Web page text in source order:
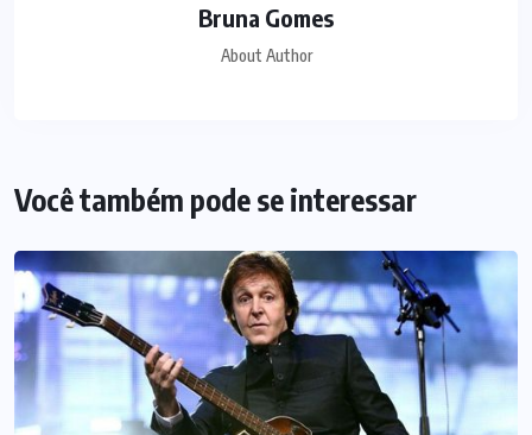
Bruna Gomes
About Author
Você também pode se interessar